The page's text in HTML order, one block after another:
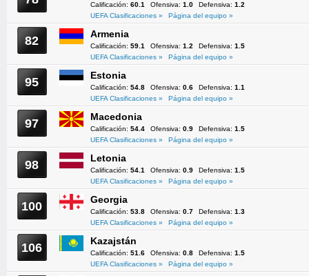
Calificación: 60.1 Ofensiva: 1.0 Defensiva: 1.2
UEFA Clasificaciones »
Página del equipo »
82 Armenia
Calificación: 59.1 Ofensiva: 1.2 Defensiva: 1.5
UEFA Clasificaciones »
Página del equipo »
95 Estonia
Calificación: 54.8 Ofensiva: 0.6 Defensiva: 1.1
UEFA Clasificaciones »
Página del equipo »
97 Macedonia
Calificación: 54.4 Ofensiva: 0.9 Defensiva: 1.5
UEFA Clasificaciones »
Página del equipo »
98 Letonia
Calificación: 54.1 Ofensiva: 0.9 Defensiva: 1.5
UEFA Clasificaciones »
Página del equipo »
100 Georgia
Calificación: 53.8 Ofensiva: 0.7 Defensiva: 1.3
UEFA Clasificaciones »
Página del equipo »
106 Kazajstán
Calificación: 51.6 Ofensiva: 0.8 Defensiva: 1.5
UEFA Clasificaciones »
Página del equipo »